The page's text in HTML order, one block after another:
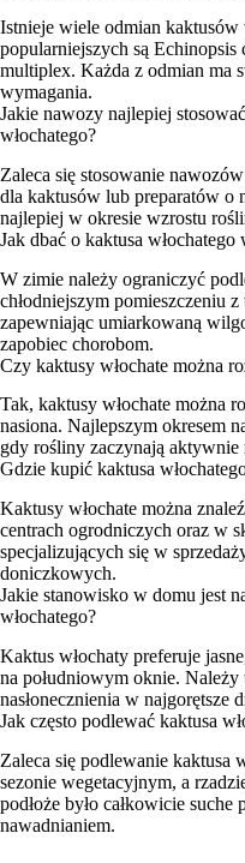
Istnieje wiele odmian kaktusów
popularniejszych są Echinopsis
multiplex. Każda z odmian ma
wymagania.
Jakie nawozy najlepiej
włochatego?
Zaleca się stosowanie
dla kaktusów lub preparatów o
najlepiej w okresie wzrostu
Jak dbać o kaktusa włochatego
W zimie należy ograniczyć
chłodniejszym pomieszczeniu
zapewniając umiarkowaną
zapobiec chorobom.
Czy kaktusy włochate można
Tak, kaktusy włochate można
nasiona. Najlepszym okresem
gdy rośliny zaczynają aktywnie
Gdzie kupić kaktusa
Kaktusy włochate można
centrach ogrodniczych oraz w
specjalizujących się w
doniczkowych.
Jakie stanowisko w domu jest
włochatego?
Kaktus włochaty preferuje
na południowym oknie. Należy
nasłonecznienia w najgorętsze
Jak często podlewać kaktusa
Zaleca się podlewanie kaktusa
sezonie wegetacyjnym, a
podłoże było całkowicie suche
nawadnianiem.